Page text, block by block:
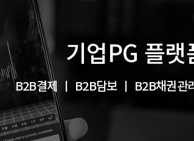
기업PG 플랫
B2B결제 ㅣ B2B담보 ㅣ B2B채권관
이상네트웍스는 최적의 기업
대한민국 대표 기업PG 플랫폼
2024년 기준 14만여개가 넘는 고
대한민국 대표 보증기관 및 금
13조 원 이상의 거래를 성사하